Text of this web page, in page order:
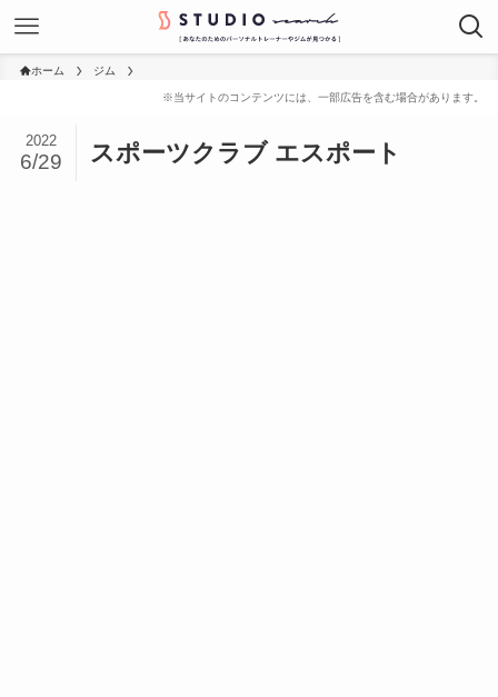
ホーム ジム
スポーツクラブ エスポート
2022
6/29